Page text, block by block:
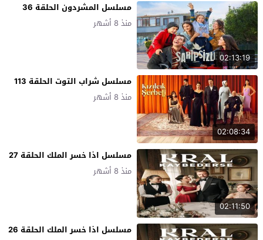
02:13:19
مسلسل المشردون الحلقة 36
منذ 8 أشهر
02:08:34
مسلسل شراب التوت الحلقة 113
منذ 8 أشهر
02:11:50
مسلسل اذا خسر الملك الحلقة 27
منذ 8 أشهر
مسلسل اذا خسر الملك الحلقة 26